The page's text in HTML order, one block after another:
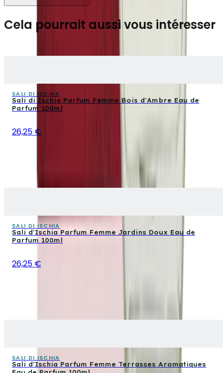
Cela pourrait aussi vous intéresser
SALI DI ISCHIA
Sali di Ischia Parfum Femme Bois d'Ambre Eau de
Parfum 100ml
26,25 €
SALI DI ISCHIA
Sali d'Ischia Parfum Femme Jardins Doux Eau de
Parfum 100ml
26,25 €
SALI DI ISCHIA
Sali d'Ischia Parfum Femme Terrasses Aromatiques